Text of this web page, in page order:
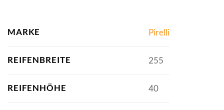
MARKE Pirelli
REIFENBREITE 255
REIFENHÖHE 40